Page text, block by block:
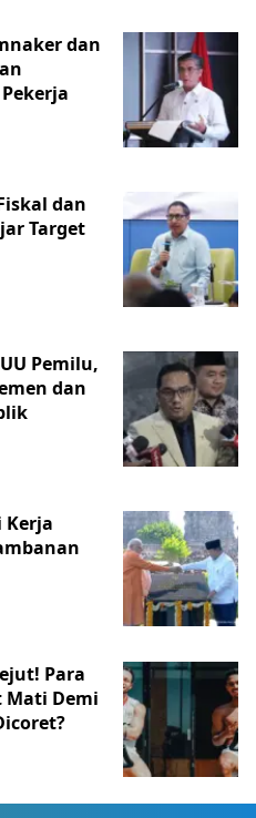
dan
dan
Target
Pemilu,
dan
Kerja
Para
Mati Demi